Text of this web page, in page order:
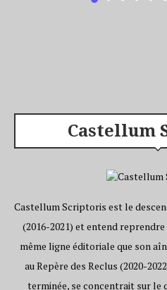
Castellum
Castellum Scriptoris est le
(2016-2021) et entend
même ligne éditoriale que son
au Repère des Reclus (2020-
terminée, se concentrait sur le